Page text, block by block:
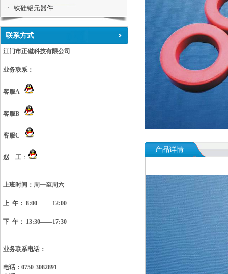
铁硅铝元器件
联系方式
江门市正磁科技有限公司
业务联系：
客服A
客服B
客服C
赵 工 ：
上班时间： 周一至周六
上 午： 8:00 ——12:00
下 午： 13:30——17:30
业务联系电话：
电话：0750-3082891
产品详情